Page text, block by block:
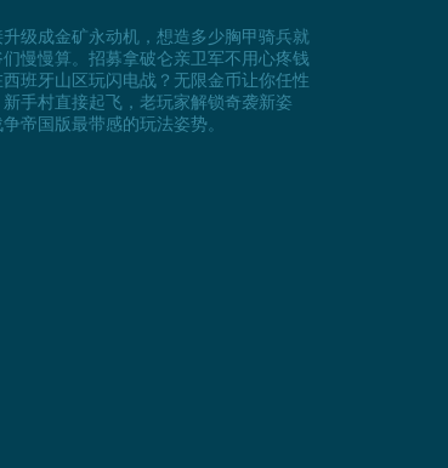
级成金矿永动机，想造多少胸甲骑兵就
慢慢算。招募拿破仑亲卫军不用心疼钱
班牙山区玩闪电战？无限金币让你任性
手村直接起飞，老玩家解锁奇袭新姿
帝国版最带感的玩法姿势。